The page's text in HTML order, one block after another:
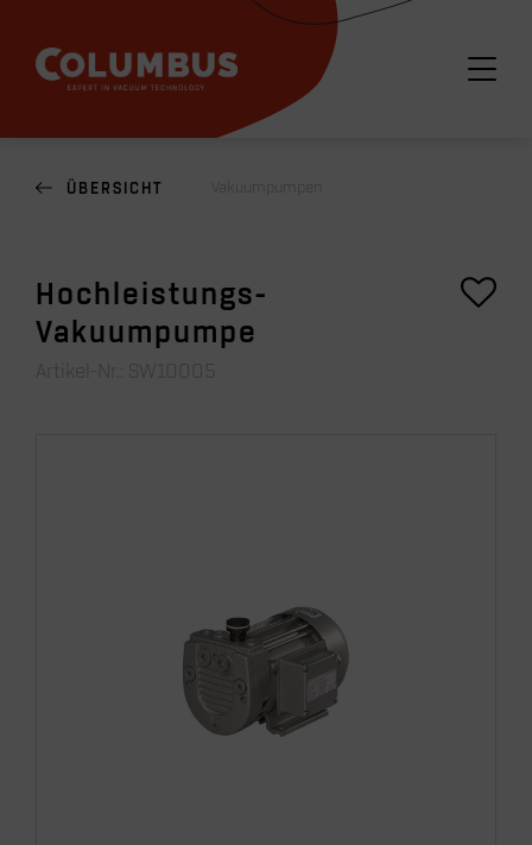
ÜBERSICHT Vakuumpumpen
Hochleistungs-
Vakuumpumpe
Artikel-Nr.: SW10005